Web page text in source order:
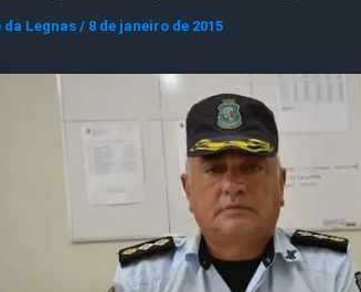
da Legnas / 8 de janeiro de 2015